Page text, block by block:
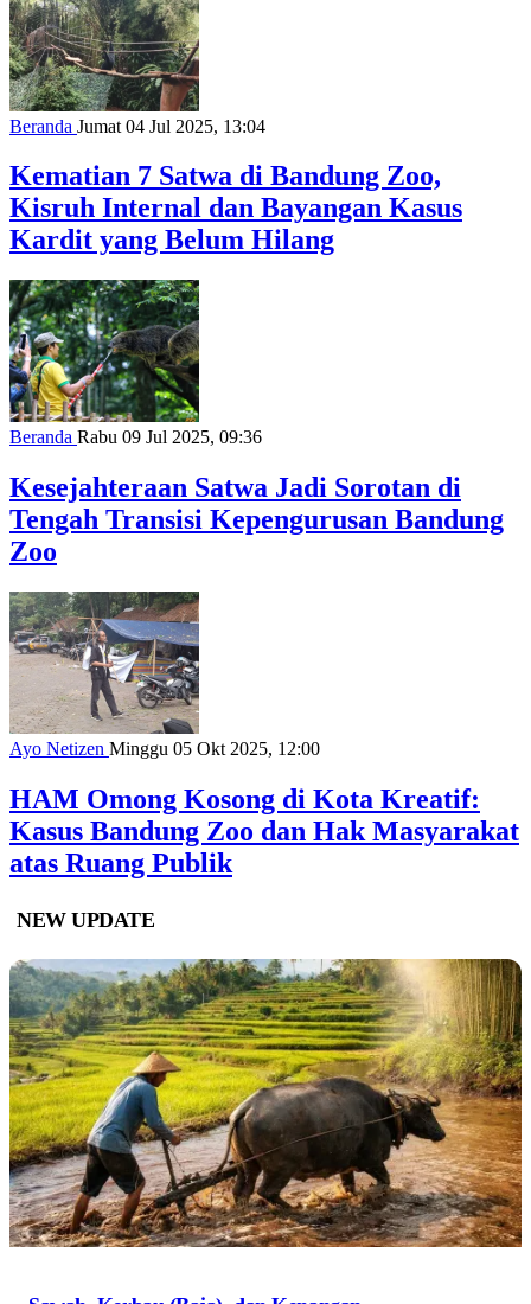
Beranda Jumat 04 Jul 2025, 13:04
Kematian 7 Satwa di Bandung Zoo,
Kisruh Internal dan Bayangan Kasus
Kardit yang Belum Hilang
Beranda Rabu 09 Jul 2025, 09:36
Kesejahteraan Satwa Jadi Sorotan di
Tengah Transisi Kepengurusan Bandung
Zoo
Ayo Netizen Minggu 05 Okt 2025, 12:00
HAM Omong Kosong di Kota Kreatif:
Kasus Bandung Zoo dan Hak Masyarakat
atas Ruang Publik
NEW UPDATE